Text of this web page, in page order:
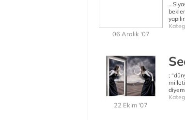
06 Aralık '07
22 Ekim '07
;